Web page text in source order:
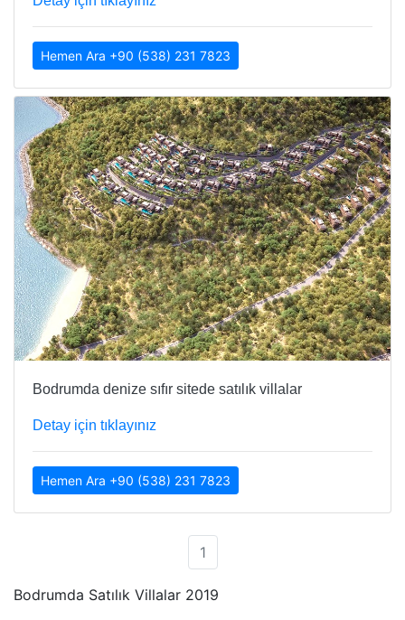
Hemen Ara +90 (538) 231 7823
Bodrumda denize sıfır sitede satılık villalar
Detay için tıklayınız
Hemen Ara +90 (538) 231 7823
1
Bodrumda Satılık Villalar 2019